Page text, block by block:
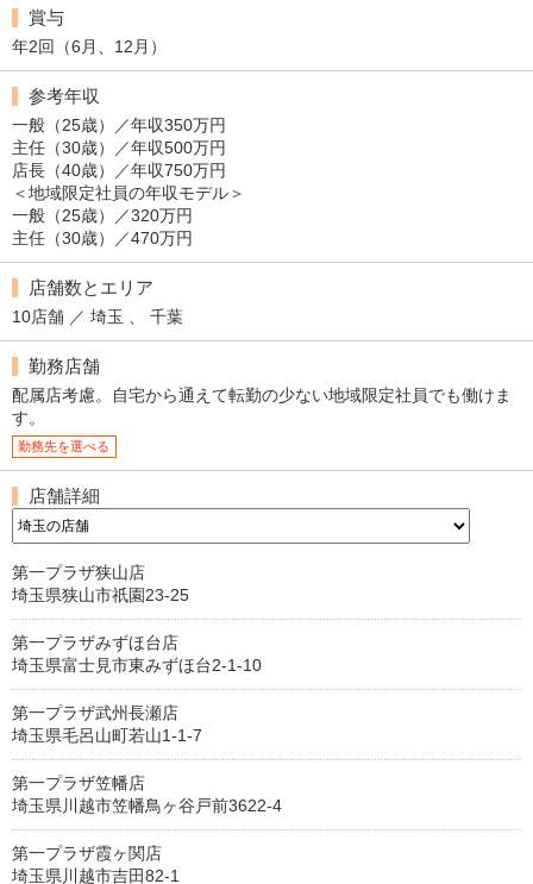
賞与
年2回（6月、12月）
参考年収
一般（25歳）／年収350万円
主任（30歳）／年収500万円
店長（40歳）／年収750万円
＜地域限定社員の年収モデル＞
一般（25歳）／320万円
主任（30歳）／470万円
店舗数とエリア
10店舗 ／ 埼玉 、 千葉
勤務店舗
配属店考慮。自宅から通えて転勤の少ない地域限定社員でも働けま
す。
勤務先を選べる
店舗詳細
第一プラザ狭山店
埼玉県狭山市祇園23-25
第一プラザみずほ台店
埼玉県富士見市東みずほ台2-1-10
第一プラザ武州長瀬店
埼玉県毛呂山町若山1-1-7
第一プラザ笠幡店
埼玉県川越市笠幡鳥ヶ谷戸前3622-4
第一プラザ霞ヶ関店
埼玉県川越市吉田82-1